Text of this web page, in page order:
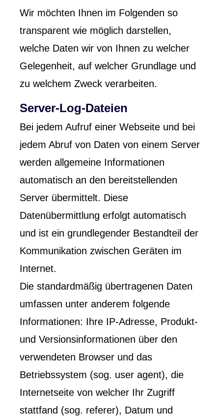
Wir möchten Ihnen im Folgenden so
transparent wie möglich darstellen,
welche Daten wir von Ihnen zu welcher
Gelegenheit, auf welcher Grundlage und
zu welchem Zweck verarbeiten.
Server-Log-Dateien
Bei jedem Aufruf einer Webseite und bei
jedem Abruf von Daten von einem Server
werden allgemeine Informationen
automatisch an den bereitstellenden
Server übermittelt. Diese
Datenübermittlung erfolgt automatisch
und ist ein grundlegender Bestandteil der
Kommunikation zwischen Geräten im
Internet.
Die standardmäßig übertragenen Daten
umfassen unter anderem folgende
Informationen: Ihre IP-Adresse, Produkt-
und Versionsinformationen über den
verwendeten Browser und das
Betriebssystem (sog. user agent), die
Internetseite von welcher Ihr Zugriff
stattfand (sog. referer), Datum und